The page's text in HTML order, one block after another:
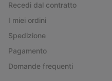
Recedi dal contratto
I miei ordini
Spedizione
Pagamento
Domande frequenti